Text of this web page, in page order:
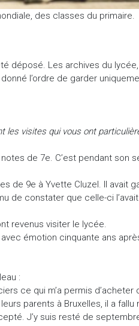
des classes du primaire.
déposé. Les archives du
l’ordre de garder
les visites qui vous ont
de 7e. C’est pendant son
de 9e à Yvette Cluzel. Il avait
de constater que celle-ci
revenus visiter le lycée.
émotion cinquante ans
:
ce qui m’a permis
parents à Bruxelles, il a
J’y suis resté de